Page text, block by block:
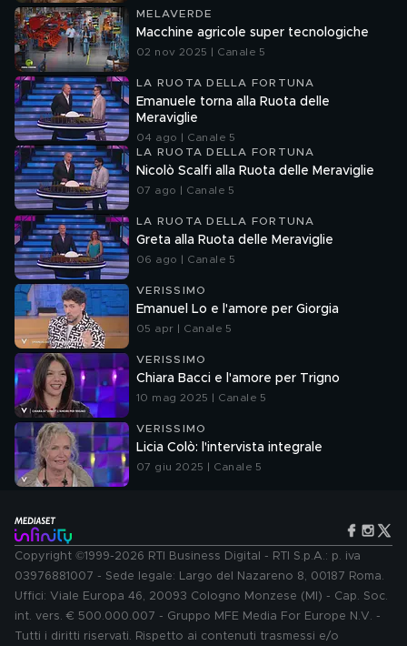
MELAVERDE
Macchine agricole super tecnologiche
02 nov 2025 | Canale 5
LA RUOTA DELLA FORTUNA
Emanuele torna alla Ruota delle
Meraviglie
04 ago | Canale 5
LA RUOTA DELLA FORTUNA
Nicolò Scalfi alla Ruota delle Meraviglie
07 ago | Canale 5
LA RUOTA DELLA FORTUNA
Greta alla Ruota delle Meraviglie
06 ago | Canale 5
VERISSIMO
Emanuel Lo e l'amore per Giorgia
05 apr | Canale 5
VERISSIMO
Chiara Bacci e l'amore per Trigno
10 mag 2025 | Canale 5
VERISSIMO
Licia Colò: l'intervista integrale
07 giu 2025 | Canale 5
Copyright ©1999-2026 RTI Business Digital - RTI S.p.A.: p. iva
03976881007 - Sede legale: Largo del Nazareno 8, 00187 Roma.
Uffici: Viale Europa 46, 20093 Cologno Monzese (MI) - Cap. Soc.
int. vers. € 500.000.007 - Gruppo MFE Media For Europe N.V. -
Tutti i diritti riservati. Rispetto ai contenuti trasmessi e/o